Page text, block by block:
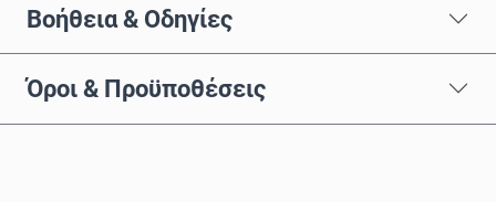
Βοήθεια & Οδηγίες
Όροι & Προϋποθέσεις